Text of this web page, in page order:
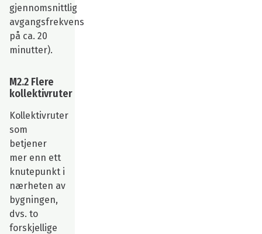
gjennomsnittlig
avgangsfrekvens
på ca. 20
minutter).
M2.2 Flere
kollektivruter
Kollektivruter
som
betjener
mer enn ett
knutepunkt i
nærheten av
bygningen,
dvs. to
forskjellige